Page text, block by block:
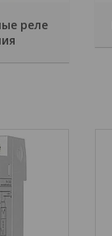
реле